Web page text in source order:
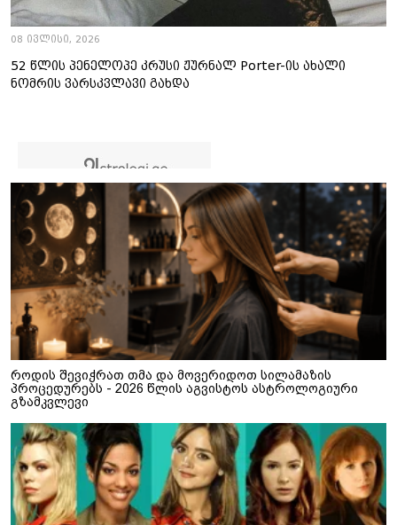
08 ივლისი, 2026
52 წლის პენელოპე კრუსი ჟურნალ Porter-ის ახალი
ნომრის ვარსკვლავი გახდა
როდის შევიჭრათ თმა და მოვერიდოთ სილამაზის
პროცედურებს - 2026 წლის აგვისტოს ასტროლოგიური
გზამკვლევი